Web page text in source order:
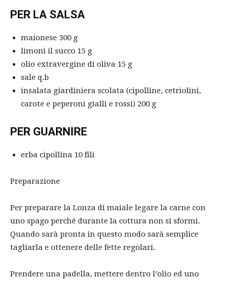
PER LA SALSA
maionese 300 g
limoni il succo 15 g
olio extravergine di oliva 15 g
sale q.b
insalata giardiniera scolata (cipolline, cetriolini,
carote e peperoni gialli e rossi) 200 g
PER GUARNIRE
erba cipollina 10 fili
Preparazione
Per preparare la Lonza di maiale legare la carne con
uno spago perché durante la cottura non si sformi.
Quando sarà pronta in questo modo sarà semplice
tagliarla e ottenere delle fette regolari.
Prendere una padella, mettere dentro l’olio ed uno